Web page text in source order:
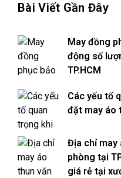
Bài Viết Gần Đây
May đồng
động số
TP.HCM
Các yếu tố
đặt may áo
Địa chỉ may
phòng tại
giá rẻ tại